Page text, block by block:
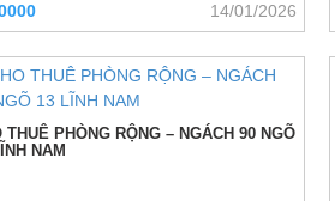
14/01/2026
THUÊ PHÒNG RỘNG – NGÁCH 90 NGÕ
NAM